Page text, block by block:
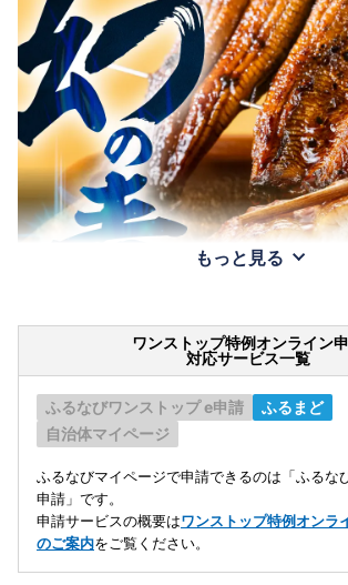
もっと見る
ワンストップ特例オンライン
対応サービス一覧
ふるなびワンストップ e申請
ふるまど
自治体マイページ
ふるなびマイページで申請できるのは「ふるな
申請」です。
申請サービスの概要はワンストップ特例オンラ
のご案内をご覧ください。